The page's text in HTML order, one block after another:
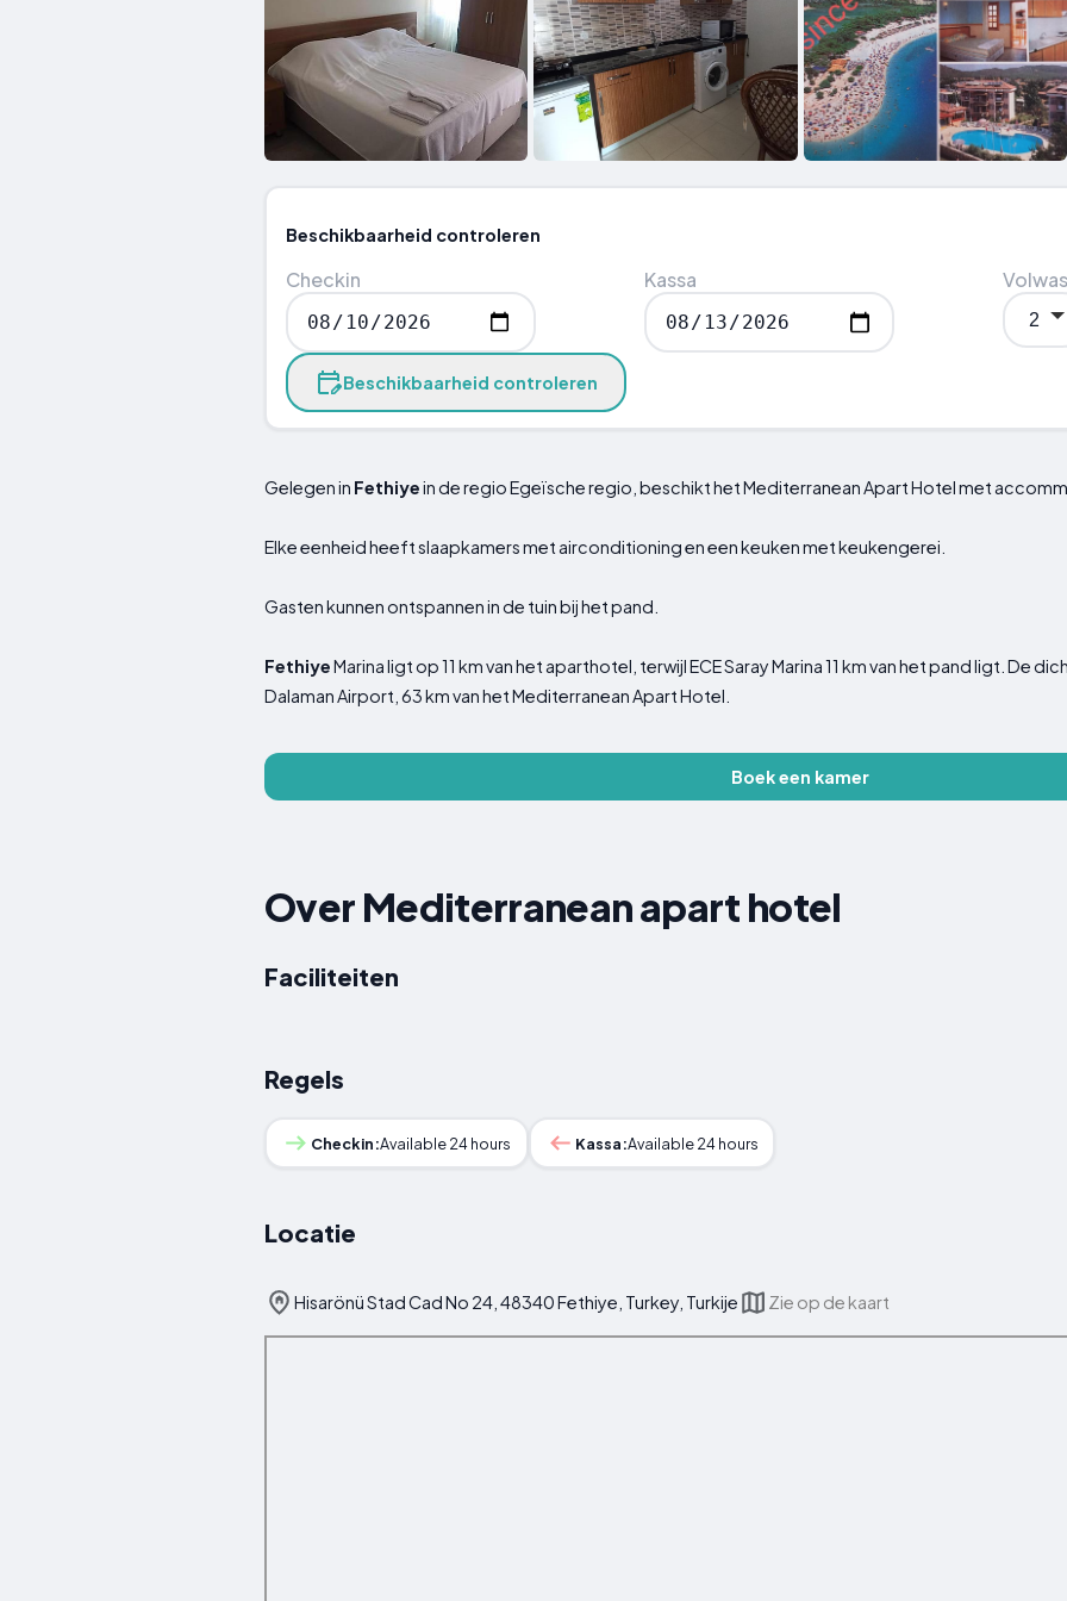
Beschikbaarheid controleren
Checkin Kassa
Beschikbaarheid controleren
Gelegen in Fethiyein de regio Egeïsche regio, beschikt het Mediterranean Apart Hotel met
Elke eenheid heeft slaapkamers met airconditioning en een keuken met keukengerei.
Gasten kunnen ontspannen in de tuin bij het pand.
FethiyeMarina ligt op 11 km van het aparthotel, terwijl ECE Saray Marina 11 km van het pand ligt. De
Dalaman Airport, 63 km van het Mediterranean Apart Hotel.
Boek een kamer
Over Mediterranean apart hotel
Faciliteiten
Regels
Checkin:Available 24 hours Kassa:Available 24 hours
Locatie
Hisarönü Stad Cad No 24, 48340 Fethiye, Turkey, Turkije Zie op de kaart